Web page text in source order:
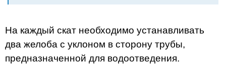
На каждый скат необходимо устанавливать
два желоба с уклоном в сторону трубы,
предназначенной для водоотведения.